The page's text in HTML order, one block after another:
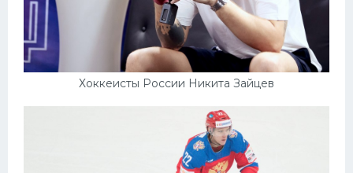
Хоккеисты России Никита Зайцев